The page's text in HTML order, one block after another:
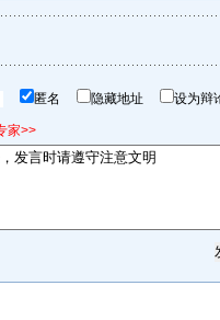
匿名 隐藏地址 设为辩
家>>